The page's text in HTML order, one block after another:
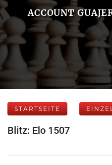
ACCOUNT
STARTSEITE
Blitz: Elo 1507